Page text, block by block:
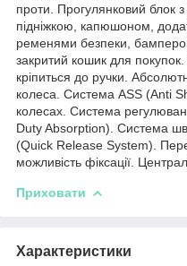
проти. Прогулянковий блок
підніжкою, капюшоном,
ременями безпеки,
закритий кошик для
кріпиться до ручки.
колеса. Система ASS (Anti
колесах. Система
Duty Absorption). Система
(Quick Release System).
можливість фіксації.
Приховати
Характеристики